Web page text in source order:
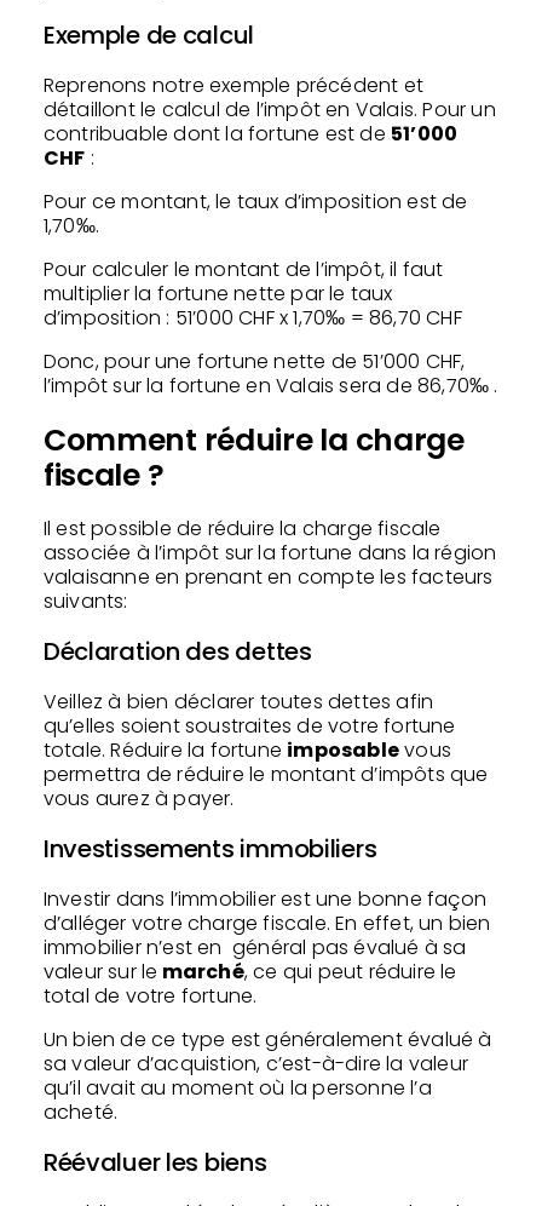
Exemple de calcul
Reprenons notre exemple précédent et
détaillont le calcul de l’impôt en Valais. Pour un
contribuable dont la fortune est de 51’000
CHF :
Pour ce montant, le taux d’imposition est de
1,70‰.
Pour calculer le montant de l’impôt, il faut
multiplier la fortune nette par le taux
d’imposition : 51’000 CHF x 1,70‰ = 86,70 CHF
Donc, pour une fortune nette de 51’000 CHF,
l’impôt sur la fortune en Valais sera de 86,70‰ .
Comment réduire la charge
fiscale ?
Il est possible de réduire la charge fiscale
associée à l’impôt sur la fortune dans la région
valaisanne en prenant en compte les facteurs
suivants:
Déclaration des dettes
Veillez à bien déclarer toutes dettes afin
qu’elles soient soustraites de votre fortune
totale. Réduire la fortune imposablevous
permettra de réduire le montant d’impôts que
vous aurez à payer.
Investissements immobiliers
Investir dans l’immobilier est une bonne façon
d’alléger votre charge fiscale. En effet, un bien
immobilier n’est en général pas évalué à sa
valeur sur le marché, ce qui peut réduire le
total de votre fortune.
Un bien de ce type est généralement évalué à
sa valeur d’acquistion, c’est-à-dire la valeur
qu’il avait au moment où la personne l’a
acheté.
Réévaluer les biens